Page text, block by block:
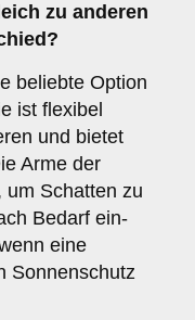
zu anderen
beliebte Option
ist flexibel
und bietet
Arme der
um Schatten zu
Bedarf ein-
eine
Sonnenschutz